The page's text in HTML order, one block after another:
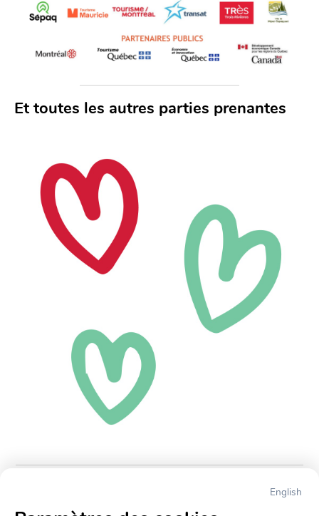
Et toutes les autres parties prenantes
English